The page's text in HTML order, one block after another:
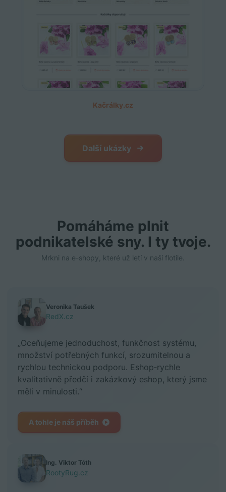
Kačrálky.cz
Další ukázky
Pomáháme plnit
podnikatelské sny. I ty tvoje.
Mrkni na e-shopy, které už letí v naší flotile.
Veronika Taušek
RedX.cz
„Oceňujeme jednoduchost, funkčnost systému,
množství potřebných funkcí, srozumitelnou a
rychlou technickou podporu. Eshop‑rychle
kvalitativně předčí i zakázkový eshop, který jsme
měli v minulosti.“
A tohle je náš příběh
Ing. Viktor Tóth
RootyRug.cz